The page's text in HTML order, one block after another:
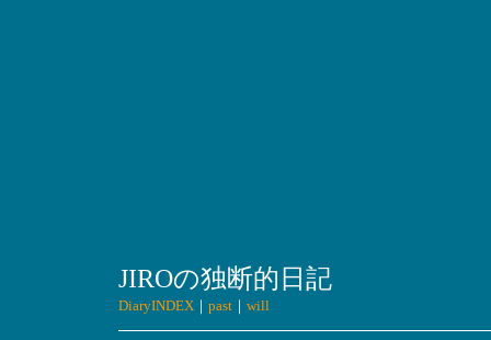
JIROの独断的日記
DiaryINDEX｜ past｜ will